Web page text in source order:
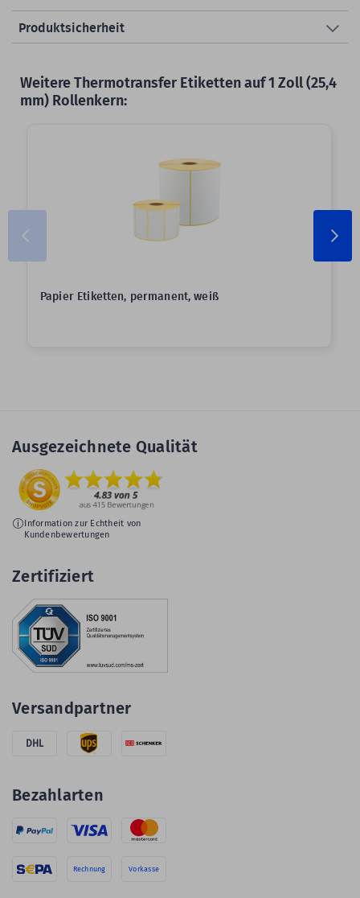
Produktsicherheit
Weitere Thermotransfer Etiketten auf 1 Zoll (25,4
mm) Rollenkern:
Papier Etiketten, permanent, weiß
Ausgezeichnete Qualität
Information zur Echtheit von
Kundenbewertungen
Zertifiziert
Versandpartner
DHL
Bezahlarten
Rechnung Vorkasse